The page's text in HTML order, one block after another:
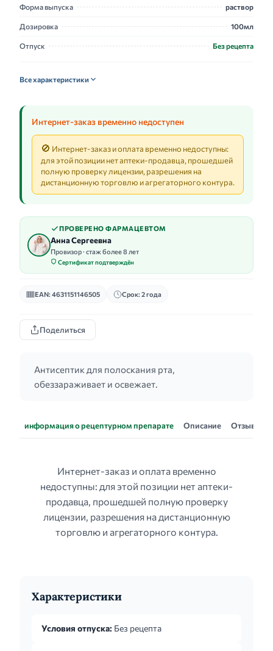
Форма выпуска раствор
Дозировка 100мл
Отпуск Без рецепта
Все характеристики
Интернет-заказ временно недоступен
🚫 Интернет-заказ и оплата временно недоступны:
для этой позиции нет аптеки-продавца, прошедшей
полную проверку лицензии, разрешения на
дистанционную торговлю и агрегаторного контура.
ПРОВЕРЕНО ФАРМАЦЕВТОМ
Анна Сергеевна
Провизор · стаж более 8 лет
Сертификат подтверждён
EAN: 4631151146505 Срок: 2 года
Поделиться
Антисептик для полоскания рта,
обеззараживает и освежает.
информация о рецептурном препарате Описание Отзывы
Интернет-заказ и оплата временно
недоступны: для этой позиции нет аптеки-
продавца, прошедшей полную проверку
лицензии, разрешения на дистанционную
торговлю и агрегаторного контура.
Характеристики
Условия отпуска: Без рецепта